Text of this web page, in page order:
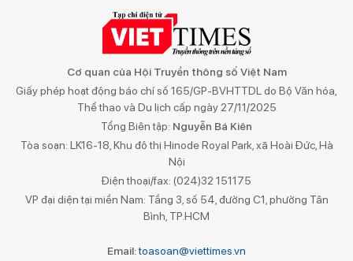
Cơ quan của Hội Truyền thông số Việt Nam
Giấy phép hoạt động báo chí số 165/GP-BVHTTDL do Bộ Văn hóa,
Thể thao và Du lịch cấp ngày 27/11/2025
Tổng Biên tập: Nguyễn Bá Kiên
Tòa soạn: LK16-18, Khu đô thị Hinode Royal Park, xã Hoài Đức, Hà
Nội
Điện thoại/fax: (024)32 151175
VP đại diện tại miền Nam: Tầng 3, số 54, đường C1, phường Tân
Bình, TP.HCM
Email:toasoan@viettimes.vn